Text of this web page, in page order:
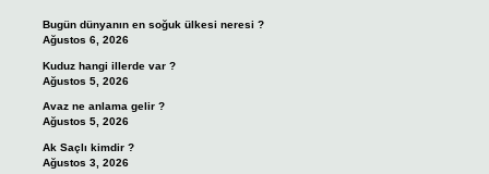
Bugün dünyanın en soğuk ülkesi neresi ?
Ağustos 6, 2026
Kuduz hangi illerde var ?
Ağustos 5, 2026
Avaz ne anlama gelir ?
Ağustos 5, 2026
Ak Saçlı kimdir ?
Ağustos 3, 2026